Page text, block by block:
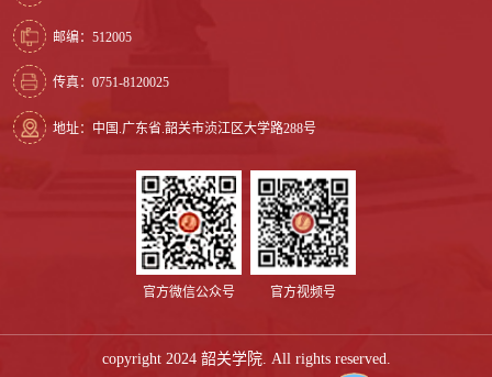
邮编：512005
传真：0751-8120025
地址：中国.广东省.韶关市浈江区大学路288号
官方微信公众号 官方视频号
copyright 2024 韶关学院. All rights reserved.